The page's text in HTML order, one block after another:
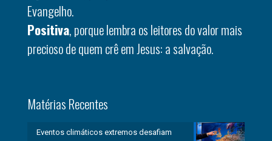
Evangelho.
Positiva, porque lembra os leitores do valor mais
precioso de quem crê em Jesus: a salvação.
Matérias Recentes
Eventos climáticos extremos desafiam